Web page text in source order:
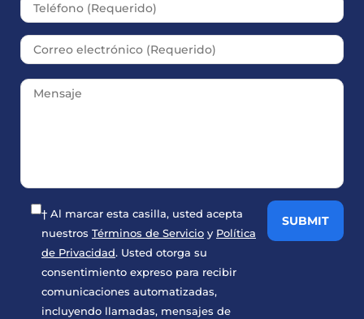
† Al marcar esta casilla, usted acepta
nuestros Términos de Servicio y Política
de Privacidad. Usted otorga su
consentimiento expreso para recibir
comunicaciones automatizadas,
incluyendo llamadas, mensajes de